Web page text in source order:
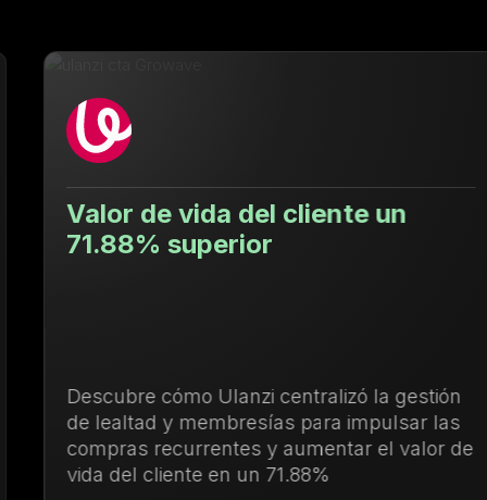
Valor de vida del cliente un
71.88% superior
Descubre cómo Ulanzi centralizó la gestión
de lealtad y membresías para impulsar las
compras recurrentes y aumentar el valor de
vida del cliente en un 71.88%